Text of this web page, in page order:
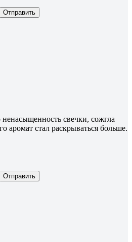
Отправить
ненасыщенность свечки, сожгла
аромат стал раскрываться больше.
Отправить